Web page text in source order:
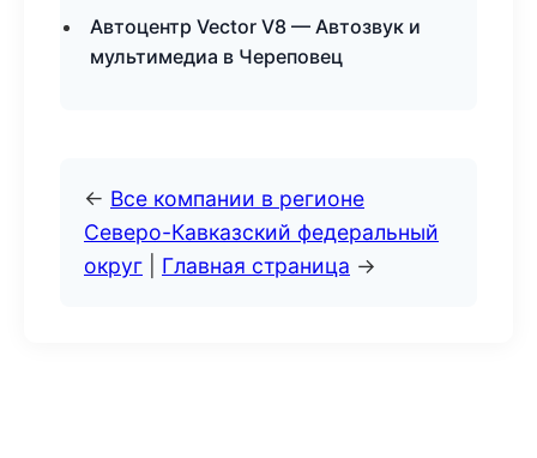
Автоцентр Vector V8 — Автозвук и
мультимедиа в Череповец
← Все компании в регионе
Северо-Кавказский федеральный
округ
Главная страница →